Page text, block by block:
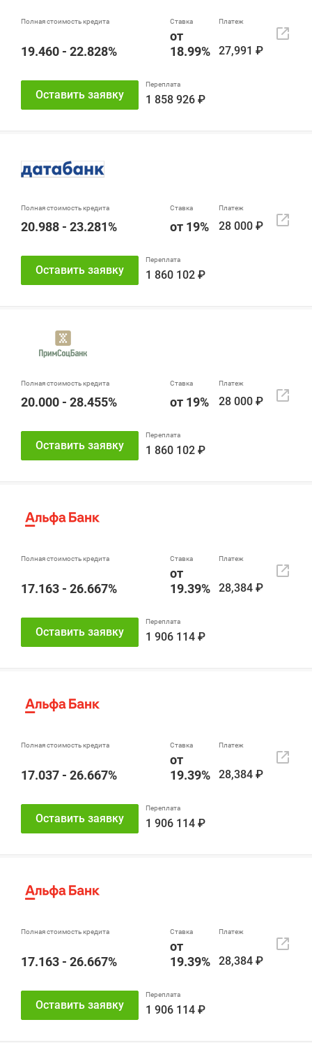
19.460 - 22.828%
от
18.99%
27,991 ₽
1 858 926 ₽
Оставить заявку
20.988 - 23.281% от 19% 28 000 ₽
1 860 102 ₽
Оставить заявку
20.000 - 28.455% от 19% 28 000 ₽
1 860 102 ₽
Оставить заявку
17.163 - 26.667%
от
19.39%
28,384 ₽
1 906 114 ₽
Оставить заявку
17.037 - 26.667%
от
19.39%
28,384 ₽
1 906 114 ₽
Оставить заявку
17.163 - 26.667%
от
19.39%
28,384 ₽
1 906 114 ₽
Оставить заявку